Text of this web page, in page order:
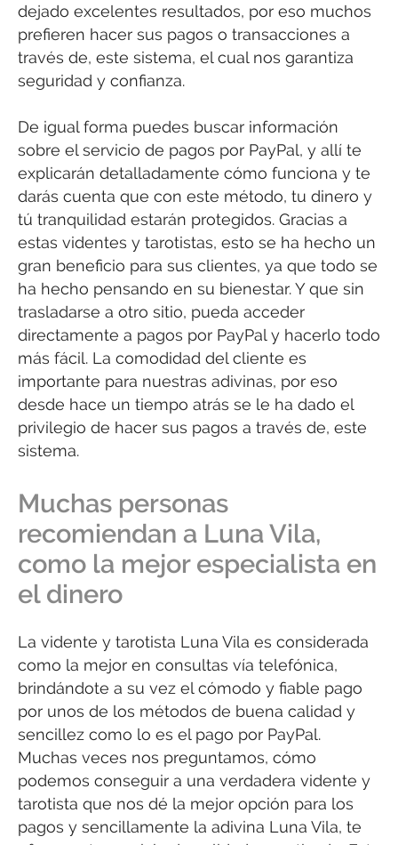
dejado excelentes resultados, por eso muchos
prefieren hacer sus pagos o transacciones a
través de, este sistema, el cual nos garantiza
seguridad y confianza.
De igual forma puedes buscar información
sobre el servicio de pagos por PayPal, y allí te
explicarán detalladamente cómo funciona y te
darás cuenta que con este método, tu dinero y
tú tranquilidad estarán protegidos. Gracias a
estas videntes y tarotistas, esto se ha hecho un
gran beneficio para sus clientes, ya que todo se
ha hecho pensando en su bienestar. Y que sin
trasladarse a otro sitio, pueda acceder
directamente a pagos por PayPal y hacerlo todo
más fácil. La comodidad del cliente es
importante para nuestras adivinas, por eso
desde hace un tiempo atrás se le ha dado el
privilegio de hacer sus pagos a través de, este
sistema.
Muchas personas
recomiendan a Luna Vila,
como la mejor especialista en
el dinero
La vidente y tarotista Luna Vila es considerada
como la mejor en consultas vía telefónica,
brindándote a su vez el cómodo y fiable pago
por unos de los métodos de buena calidad y
sencillez como lo es el pago por PayPal.
Muchas veces nos preguntamos, cómo
podemos conseguir a una verdadera vidente y
tarotista que nos dé la mejor opción para los
pagos y sencillamente la adivina Luna Vila, te